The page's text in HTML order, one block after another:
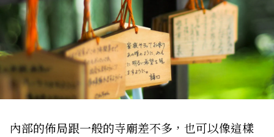
內部的佈局跟一般的寺廟差不多，也可以像這樣